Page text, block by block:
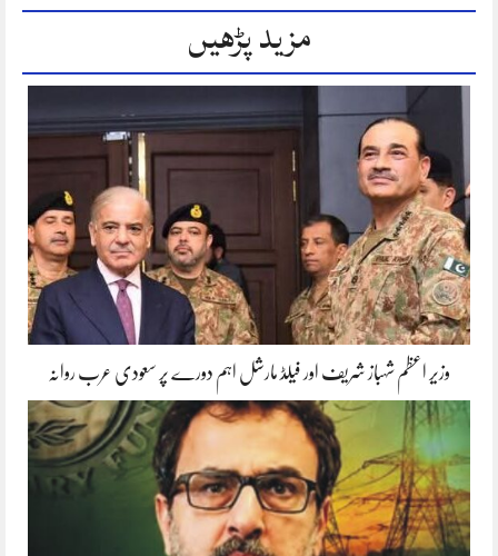
مزید پڑھیں
وزیر اعظم شہباز شریف اور فیلڈ مارشل اہم دورے پر سعودی عرب روانہ